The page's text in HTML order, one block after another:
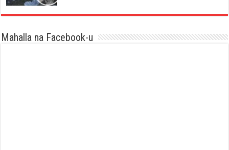
Mahalla na Facebook-u